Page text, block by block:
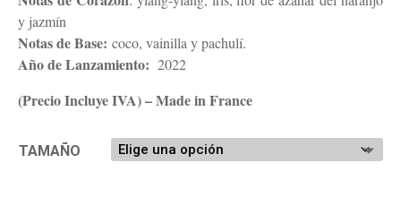
hasta
y jazmín
Notas de Base: coco, vainilla y pachulí.
Año de Lanzamiento: 2022
(Precio Incluye IVA) – Made in France
TAMAÑO